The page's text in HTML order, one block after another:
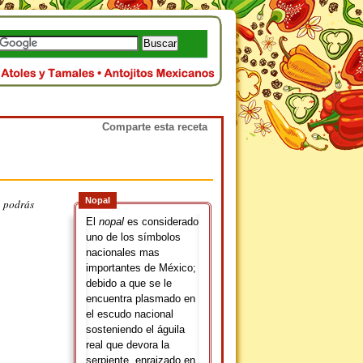
Nopal
El nopal es considerado
uno de los símbolos
nacionales mas
importantes de México;
debido a que se le
encuentra plasmado en
el escudo nacional
sosteniendo el águila
real que devora la
serpiente, enraizado en
Comparte esta receta